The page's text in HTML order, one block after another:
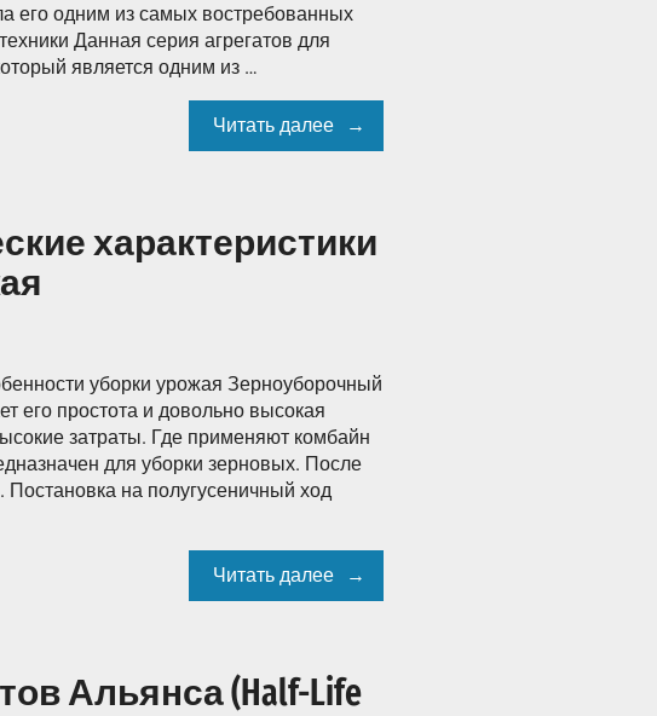
его одним из самых востребованных
Данная серия агрегатов для
является одним из …
Читать далее
характеристики
уборки урожая Зерноуборочный
его простота и довольно высокая
затраты. Где применяют комбайн
для уборки зерновых. После
Постановка на полугусеничный ход
Читать далее
Альянса (Half-Life